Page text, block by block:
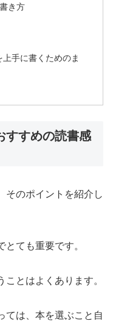
き方
手に書くためのま
すすめの読書感
そのポイントを紹介し
ても重要です。
ことはよくあります。
ては、本を選ぶこと自